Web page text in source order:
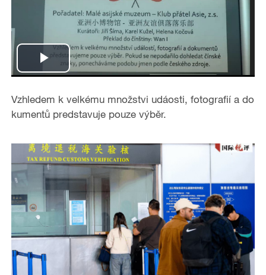
P
l
a
y
V
i
d
e
Vzhledem k velkému množstvi udáosti, fotografií a do
kumentů predstavuje pouze výběr.